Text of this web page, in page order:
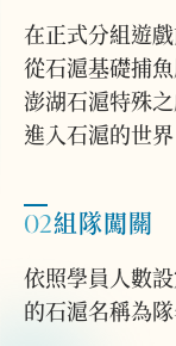
在正式分組遊
從石滬基礎捕
澎湖石滬特殊
進入石滬的世界
02組隊闖關
依照學員人數
的石滬名稱為